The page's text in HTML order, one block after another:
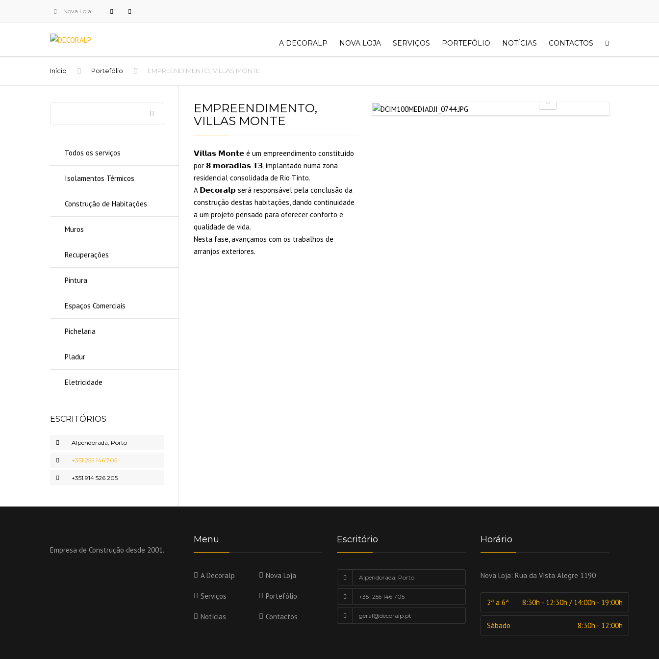
Nova Loja
A DECORALP NOVA LOJA SERVIÇOS PORTEFÓLIO NOTÍCIAS CONTACTOS
Início Portefólio EMPREENDIMENTO, VILLAS MONTE
Todos os serviços
Isolamentos Térmicos
Construção de Habitações
Muros
Recuperações
Pintura
Espaços Comerciais
Pichelaria
Pladur
Eletricidade
ESCRITÓRIOS
Alpendorada, Porto
+351 255 146 705
+351 914 526 205
EMPREENDIMENTO,
VILLAS MONTE
𝗩𝗶𝗹𝗹𝗮𝘀 𝗠𝗼𝗻𝘁𝗲 é um empreendimento constituído
por 𝟴 𝗺𝗼𝗿𝗮𝗱𝗶𝗮𝘀 𝗧𝟯, implantado numa zona
residencial consolidada de Rio Tinto.
A 𝗗𝗲𝗰𝗼𝗿𝗮𝗹𝗽 será responsável pela conclusão da
construção destas habitações, dando continuidade
a um projeto pensado para oferecer conforto e
qualidade de vida.
Nesta fase, avançamos com os trabalhos de
arranjos exteriores.
Empresa de Construção desde 2001.
Menu
A Decoralp Nova Loja
Serviços Portefólio
Notícias Contactos
Escritório
Alpendorada, Porto
+351 255 146 705
geral@decoralp.pt
Horário
Nova Loja: Rua da Vista Alegre 1190
2ª a 6ª 8:30h - 12:30h / 14:00h - 19:00h
Sábado 8:30h - 12:00h